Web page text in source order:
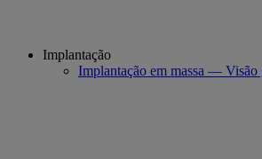
Implantação
Implantação em massa — Visão